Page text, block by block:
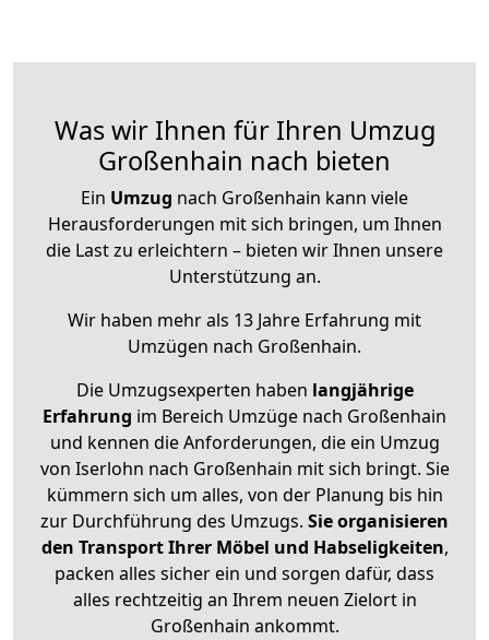
Was wir Ihnen für Ihren Umzug
Großenhain nach bieten
Ein Umzug nach Großenhain kann viele
Herausforderungen mit sich bringen, um Ihnen
die Last zu erleichtern – bieten wir Ihnen unsere
Unterstützung an.
Wir haben mehr als 13 Jahre Erfahrung mit
Umzügen nach Großenhain.
Die Umzugsexperten haben langjährige
Erfahrung im Bereich Umzüge nach Großenhain
und kennen die Anforderungen, die ein Umzug
von Iserlohn nach Großenhain mit sich bringt. Sie
kümmern sich um alles, von der Planung bis hin
zur Durchführung des Umzugs. Sie organisieren
den Transport Ihrer Möbel und Habseligkeiten,
packen alles sicher ein und sorgen dafür, dass
alles rechtzeitig an Ihrem neuen Zielort in
Großenhain ankommt.